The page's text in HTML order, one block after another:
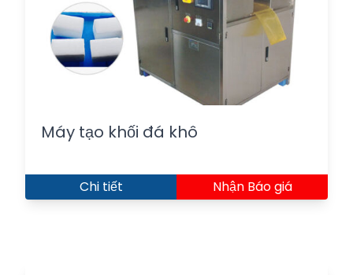
Máy tạo khối đá khô
Chi tiết Nhận Báo giá